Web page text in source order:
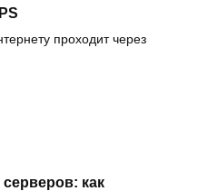
проходит через
как